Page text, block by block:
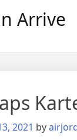
Arrive
2021 by